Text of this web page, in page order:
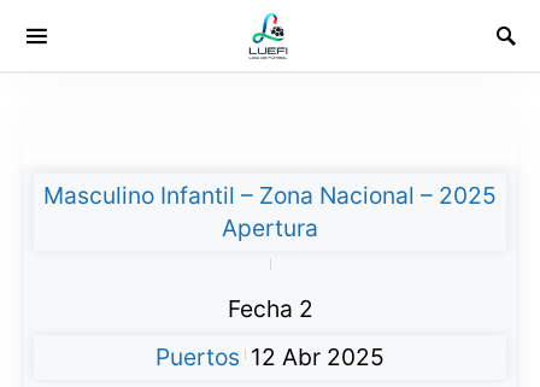
Masculino Infantil – Zona Nacional – 2025
Apertura
Fecha 2
Puertos 12 Abr 2025